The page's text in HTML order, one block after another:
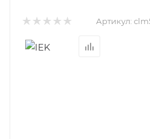
Артикул: